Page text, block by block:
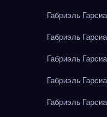
Габриэль
Габриэль
Габриэль
Габриэль
Габриэль